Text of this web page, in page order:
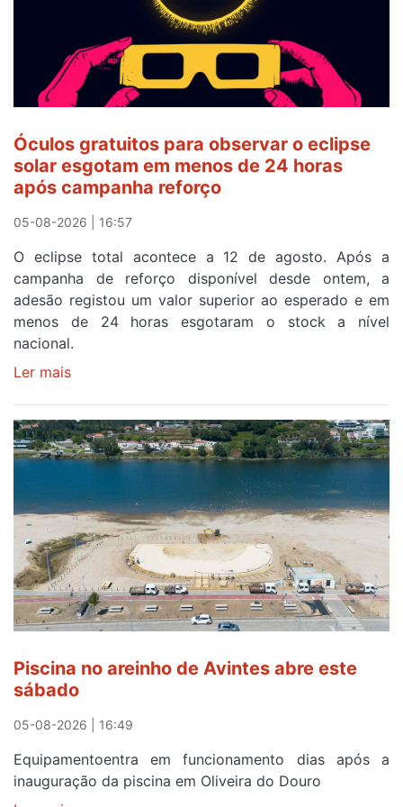
ser
o
quarto
a
a
meta
em
Sintra
primeira
etapa
da
87ª
Volta
Óculos gratuitos para observar o eclipse
solar esgotam em menos de 24 horas
após campanha reforço
05-08-2026 | 16:57
O eclipse total acontece a 12 de agosto. Após a
campanha de reforço disponível desde ontem, a
adesão registou um valor superior ao esperado e em
menos de 24 horas esgotaram o stock a nível
nacional.
Ler mais
para
observar
eclipse
solar
esgotam
em
menos
de
24
após
campanha
reforço
Piscina no areinho de Avintes abre este
sábado
05-08-2026 | 16:49
Equipamentoentra em funcionamento dias após a
inauguração da piscina em Oliveira do Douro